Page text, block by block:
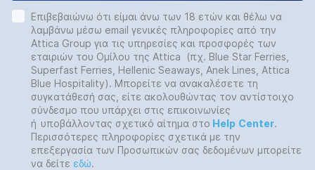
Επιβεβαιώνω ότι είμαι άνω των 18 ετών και θέλω να
λαμβάνω μέσω email γενικές πληροφορίες από την
Attica Group για τις υπηρεσίες και προσφορές των
εταιριών του Ομίλου της Attica (πχ. Blue Star Ferries,
Superfast Ferries, Hellenic Seaways, Anek Lines, Attica
Blue Hospitality). Μπορείτε να ανακαλέσετε τη
συγκατάθεσή σας, είτε ακολουθώντας τον αντίστοιχο
σύνδεσμο που υπάρχει στις επικοινωνίες
ή υποβάλλοντας σχετικό αίτημα στο Help Center.
Περισσότερες πληροφορίες σχετικά με την
επεξεργασία των Προσωπικών σας δεδομένων μπορείτε
να δείτε εδώ.